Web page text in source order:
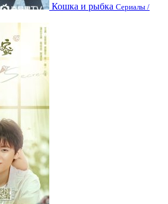
Кошка и рыбка Сериалы /